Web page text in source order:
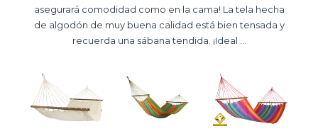
asegurará comodidad como en la cama! La tela hecha
de algodón de muy buena calidad está bien tensada y
recuerda una sábana tendida. ¡Ideal ...